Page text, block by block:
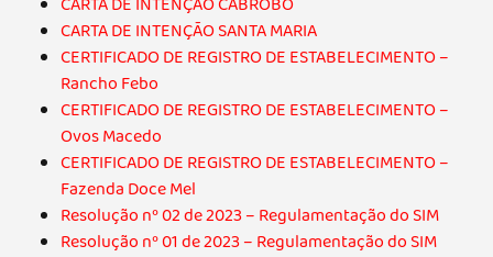
CARTA DE INTENÇÃO SANTA MARIA
CERTIFICADO DE REGISTRO DE ESTABELECIMENTO –
Rancho Febo
CERTIFICADO DE REGISTRO DE ESTABELECIMENTO –
Ovos Macedo
CERTIFICADO DE REGISTRO DE ESTABELECIMENTO –
Fazenda Doce Mel
Resolução nº 02 de 2023 – Regulamentação do SIM
Resolução nº 01 de 2023 – Regulamentação do SIM